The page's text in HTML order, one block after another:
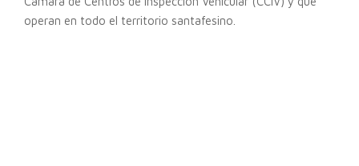
operan en todo el territorio santafesino.